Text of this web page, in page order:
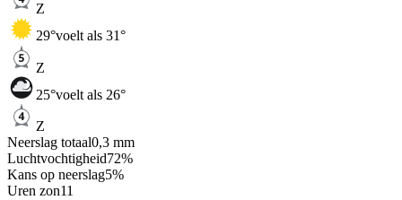
Z
29°voelt als 31°
Z
25°voelt als 26°
Z
Neerslag totaal0,3 mm
Luchtvochtigheid72%
Kans op neerslag5%
Uren zon11